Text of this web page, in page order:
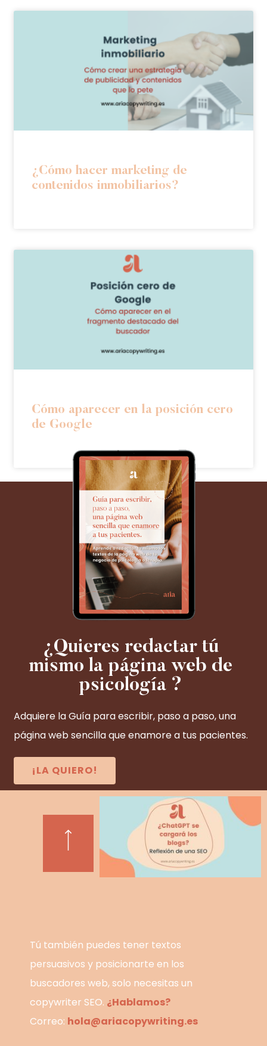
¿Cómo hacer marketing de
contenidos inmobiliarios?
Cómo aparecer en la posición cero
de Google
¿Quieres redactar tú
mismo la página web de
psicología ?
Adquiere la Guía para escribir, paso a paso, una
página web sencilla que enamore a tus pacientes.
¡LA QUIERO!
Tú también puedes tener textos
persuasivos y posicionarte en los
buscadores web, solo necesitas un
copywriter SEO. ¿Hablamos?
Correo: hola@ariacopywriting.es